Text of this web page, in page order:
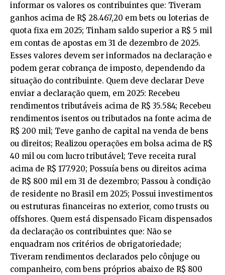
informar os valores os contribuintes que: Tiveram
ganhos acima de R$ 28.467,20 em bets ou loterias de
quota fixa em 2025; Tinham saldo superior a R$ 5 mil
em contas de apostas em 31 de dezembro de 2025.
Esses valores devem ser informados na declaração e
podem gerar cobrança de imposto, dependendo da
situação do contribuinte. Quem deve declarar Deve
enviar a declaração quem, em 2025: Recebeu
rendimentos tributáveis acima de R$ 35.584; Recebeu
rendimentos isentos ou tributados na fonte acima de
R$ 200 mil; Teve ganho de capital na venda de bens
ou direitos; Realizou operações em bolsa acima de R$
40 mil ou com lucro tributável; Teve receita rural
acima de R$ 177.920; Possuía bens ou direitos acima
de R$ 800 mil em 31 de dezembro; Passou à condição
de residente no Brasil em 2025; Possui investimentos
ou estruturas financeiras no exterior, como trusts ou
offshores. Quem está dispensado Ficam dispensados
da declaração os contribuintes que: Não se
enquadram nos critérios de obrigatoriedade;
Tiveram rendimentos declarados pelo cônjuge ou
companheiro, com bens próprios abaixo de R$ 800